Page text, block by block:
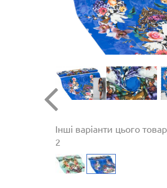
Інші варіанти цього
2